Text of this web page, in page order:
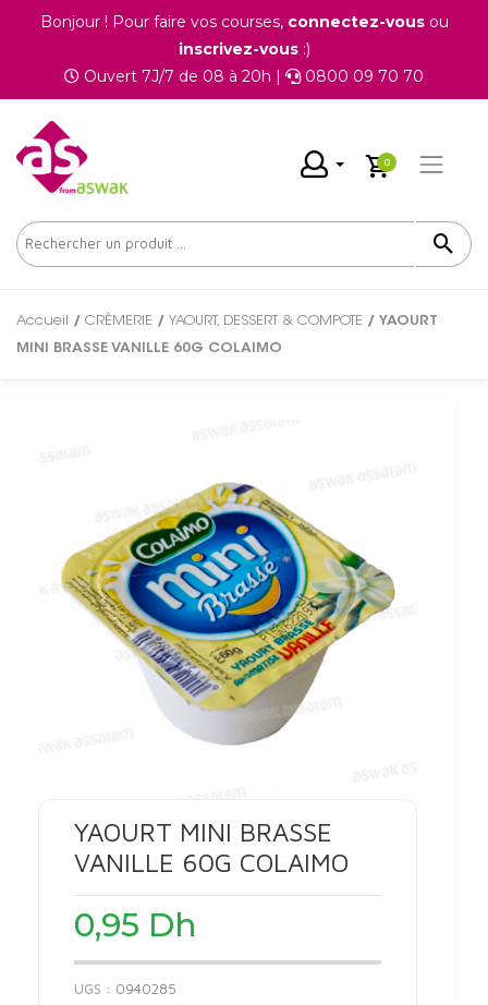
Bonjour ! Pour faire vos courses, connectez-vousou
inscrivez-vous:)
Ouvert 7J/7 de 08 à 20h |
0800 09 70 70
0
Accueil / CRÈMERIE / YAOURT, DESSERT & COMPOTE / YAOURT
MINI BRASSE VANILLE 60G COLAIMO
YAOURT MINI BRASSE
VANILLE 60G COLAIMO
0,95 Dh
UGS : 0940285